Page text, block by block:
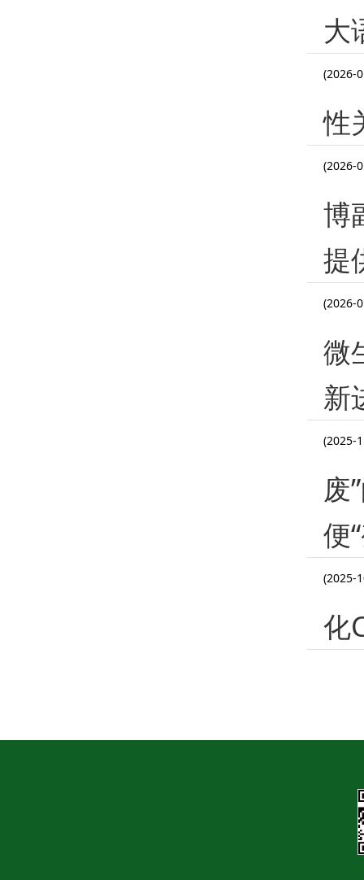
大
(2026-
性
(2026-
博
提
(2026-
微
新
(2025-
废
便
(2025-
化